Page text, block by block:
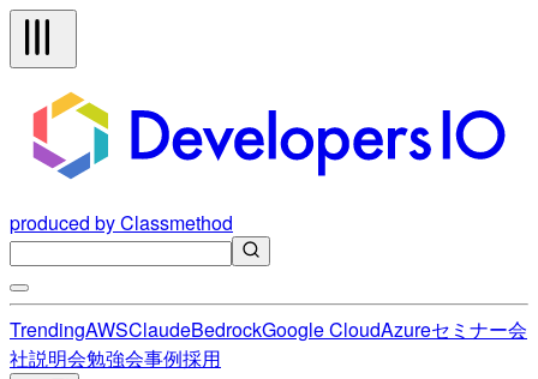
produced by Classmethod
TrendingAWSClaudeBedrockGoogle CloudAzureセミナー会
社説明会勉強会事例採用